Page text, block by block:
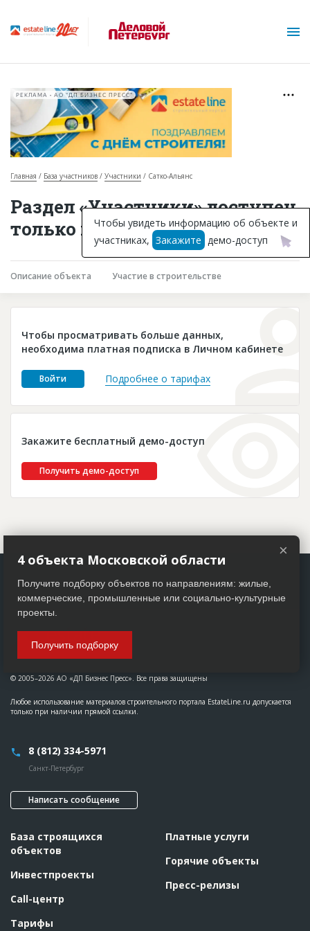
Горячие объекты
База строящихся объектов
Инвестпроекты
Глоссарий
Платные услуги
Пресс-релизы
РЕКЛАМА • АО "ДП БИЗНЕС ПРЕСС"
Главная База участников Участники Сатко-Альянс
Раздел «Участники» доступен
только подписчикам
Описание объекта Участие в строительстве
Чтобы просматривать больше данных,
необходима платная подписка в Личном кабинете
Войти Подробнее о тарифах
Закажите бесплатный демо-доступ
Получить демо-доступ
Чтобы увидеть информацию об объекте и
участниках, Закажите демо-доступ
© 2005–2026 АО «ДП Бизнес Пресс». Все права защищены
Любое использование материалов строительного портала EstateLine.ru допускается
только при наличии прямой ссылки.
8 (812) 334-5971
Санкт-Петербург
Написать сообщение
База строящихся
объектов
Инвестпроекты
Call-центр
Тарифы
Платные услуги
Горячие объекты
Пресс-релизы
×
4 объекта Московской области
Получите подборку объектов по направлениям: жилые,
коммерческие, промышленные или социально-культурные
проекты.
Получить подборку